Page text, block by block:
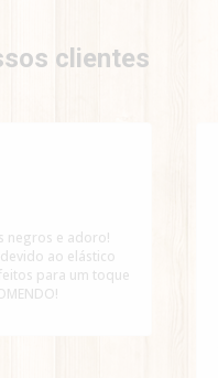
clientes
negros e adoro!
ao elástico
para um toque